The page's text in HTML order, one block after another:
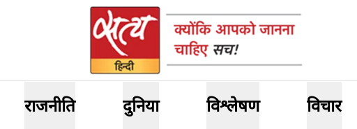
राजनीति दुनिया विश्लेषण विचार